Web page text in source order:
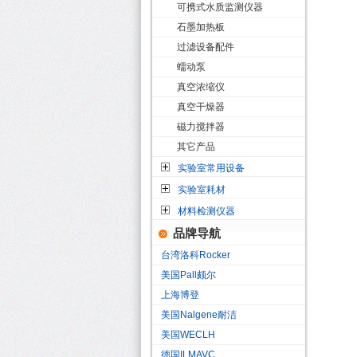
可携式水质监测仪器
石墨加热板
过滤设备配件
蠕动泵
真空浓缩仪
真空干燥器
磁力搅拌器
其它产品
实验室常用设备
实验室耗材
材料检测仪器
品牌导航
台湾洛科Rocker
美国Pall颇尔
上海博登
美国Nalgene耐洁
美国WECLH
德国ILMAVC